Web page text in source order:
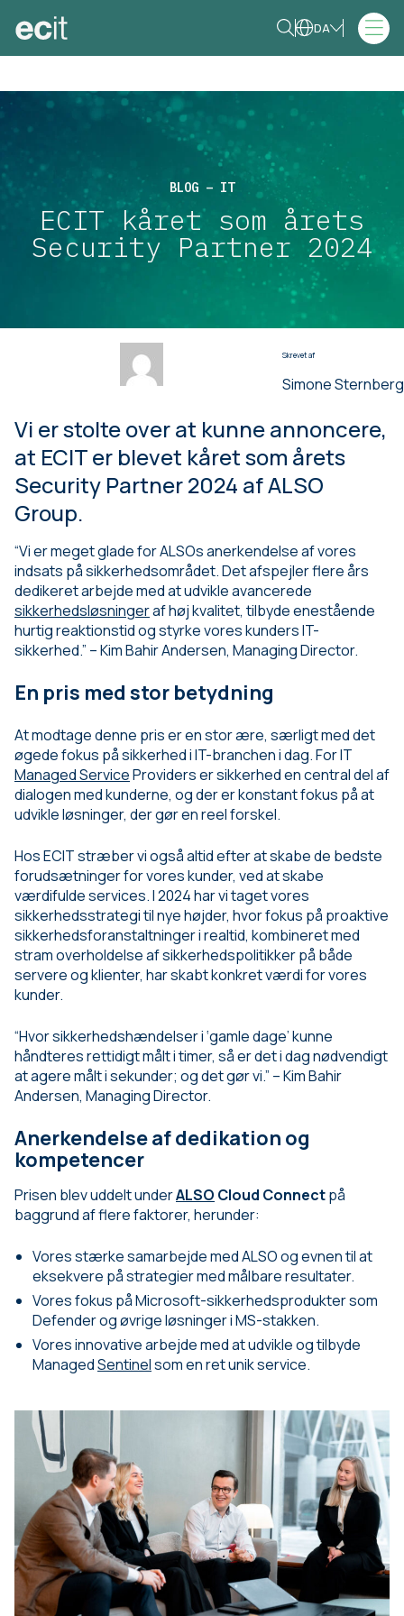
DA
BLOG – IT
ECIT kåret som årets
Security Partner 2024
Skrevet af
Simone Sternberg
Vi er stolte over at kunne annoncere,
at ECIT er blevet kåret som årets
Security Partner 2024 af ALSO
Group.
“Vi er meget glade for ALSOs anerkendelse af vores
indsats på sikkerhedsområdet. Det afspejler flere års
dedikeret arbejde med at udvikle avancerede
sikkerhedsløsningeraf høj kvalitet, tilbyde enestående
hurtig reaktionstid og styrke vores kunders IT-
sikkerhed.” – Kim Bahir Andersen, Managing Director.
En pris med stor betydning
At modtage denne pris er en stor ære, særligt med det
øgede fokus på sikkerhed i IT-branchen i dag. For IT
Managed ServiceProviders er sikkerhed en central del af
dialogen med kunderne, og der er konstant fokus på at
udvikle løsninger, der gør en reel forskel.
Hos ECIT stræber vi også altid efter at skabe de bedste
forudsætninger for vores kunder, ved at skabe
værdifulde services. I 2024 har vi taget vores
sikkerhedsstrategi til nye højder, hvor fokus på proaktive
sikkerhedsforanstaltninger i realtid, kombineret med
stram overholdelse af sikkerhedspolitikker på både
servere og klienter, har skabt konkret værdi for vores
kunder.
“Hvor sikkerhedshændelser i ‘gamle dage’ kunne
håndteres rettidigt målt i timer, så er det i dag nødvendigt
at agere målt i sekunder; og det gør vi.” – Kim Bahir
Andersen, Managing Director.
Anerkendelse af dedikation og
kompetencer
Prisen blev uddelt underALSO Cloud Connectpå
baggrund af flere faktorer, herunder:
Vores stærke samarbejde med ALSO og evnen til at
eksekvere på strategier med målbare resultater.
Vores fokus på Microsoft-sikkerhedsprodukter som
Defender og øvrige løsninger i MS-stakken.
Vores innovative arbejde med at udvikle og tilbyde
ManagedSentinelsom en ret unik service.